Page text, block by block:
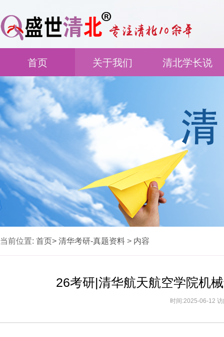
首页 关于我们 清北学长说
当前位置: 首页> 清华考研-真题资料 > 内容
26考研|清华航天航空学院机
时间:2025-06-12